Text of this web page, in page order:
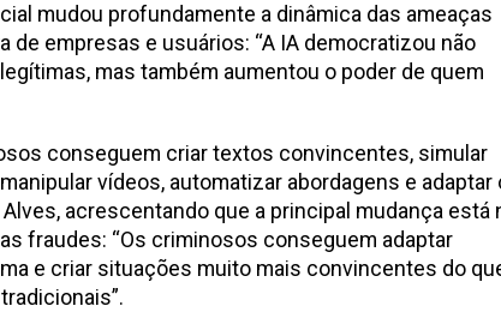
mudou profundamente a dinâmica das ameaças
de empresas e usuários: “A IA democratizou não
mas também aumentou o poder de quem
conseguem criar textos convincentes, simular
vídeos, automatizar abordagens e adaptar
acrescentando que a principal mudança está
fraudes: “Os criminosos conseguem adaptar
e criar situações muito mais convincentes do